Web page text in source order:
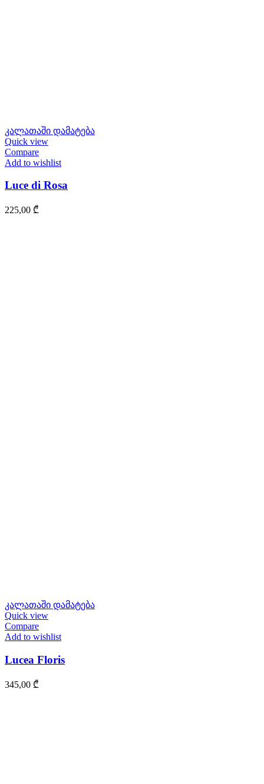
კალათაში დამატება
Quick view
Compare
Add to wishlist
Luce di Rosa
225,00 ₾
კალათაში დამატება
Quick view
Compare
Add to wishlist
Lucea Floris
345,00 ₾